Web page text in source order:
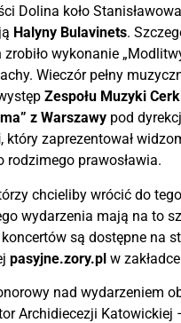
Dolina koło
Halyny Bulavinets.
wykonanie
Wieczór pełny
Zespołu Muzyki
z Warszawy pod
, który zaprezentował
rodzimego prawosławia.
chcieliby wrócić do
wydarzenia mają na to
są dostępne na
pasyjne.zory.pl w
nad wydarzeniem
Archidiecezji Katowickiej